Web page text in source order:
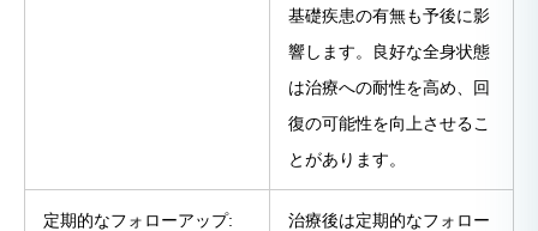
基礎疾患の有無も予後に影
響します。良好な全身状態
は治療への耐性を高め、回
復の可能性を向上させるこ
とがあります。
定期的なフォローアップ:
治療後は定期的なフォロー